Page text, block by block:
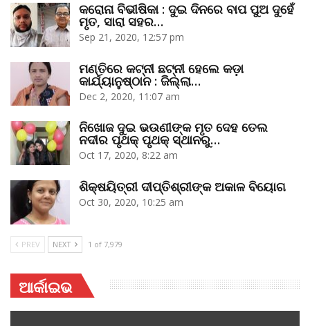
କରୋନା ବିଭୀଷିକା : ଦୁଇ ଦିନରେ ବାପ ପୁଅ ଦୁହେଁ
ମୃତ, ସାରା ସହର…
Sep 21, 2020, 12:57 pm
ମଣ୍ତିରେ କଟ୍‌ନୀ ଛଟ୍‌ନୀ ହେଲେ କଡ଼ା
କାର୍ଯ୍ୟାନୁଷ୍ଠାନ : ଜିଲ୍ଲା…
Dec 2, 2020, 11:07 am
ନିଖୋଜ ଦୁଇ ଭଉଣୀଙ୍କ ମୃତ ଦେହ ତେଲ
ନଦୀର ପୃଥକ୍‌ ପୃଥକ୍‌ ସ୍ଥାନରୁ…
Oct 17, 2020, 8:22 am
ଶିକ୍ଷୟିତ୍ରୀ ଦୀପ୍ତିଶ୍ରୀଙ୍କ ଅକାଳ ବିୟୋଗ
Oct 30, 2020, 10:25 am
PREV NEXT 1 of 7,979
ଆର୍କାଇଭ